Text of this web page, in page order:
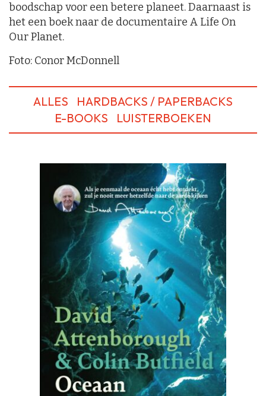
boodschap voor een betere planeet. Daarnaast is
het een boek naar de documentaire A Life On
Our Planet.
Foto: Conor McDonnell
ALLES
HARDBACKS / PAPERBACKS
E-BOOKS
LUISTERBOEKEN